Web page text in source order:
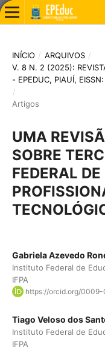
INÍCIO / ARQUIVOS /
V. 8 N. 2 (2025):
- EPEDUC, PIAUÍ,
/
Artigos
UMA
SOBRE
FEDERAL
Gabriela Azevedo
Instituto Federal de
IFPA
https://orcid.org/
Tiago Veloso dos
Instituto Federal de
IFPA